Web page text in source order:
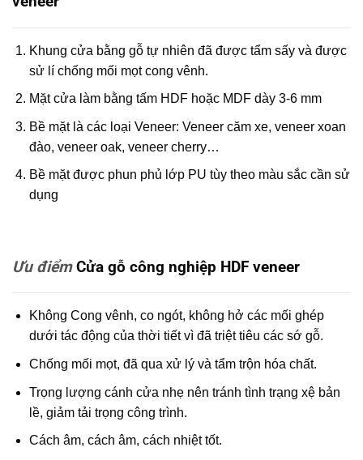
Khung cửa bằng gỗ tự nhiên đã được tẩm sấy và được
sử lí chống mối mọt cong vênh.
Mặt cửa làm bằng tấm HDF hoặc MDF dày 3-6 mm
Bề mặt là các loại Veneer: Veneer căm xe, veneer xoan
đào, veneer oak, veneer cherry…
Bề mặt được phun phủ lớp PU tùy theo màu sắc cần sử
dụng
Ưu điểmCửa gỗ công nghiệp HDF veneer
Không Cong vênh, co ngót, không hở các mối ghép
dưới tác động của thời tiết vì đã triệt tiêu các sớ gỗ.
Chống mối mọt, đã qua xử lý và tẩm trộn hóa chất.
Trọng lượng cánh cửa nhẹ nên tránh tình trạng xệ bản
lề, giảm tải trọng công trình.
Cách âm, cách âm, cách nhiệt tốt.